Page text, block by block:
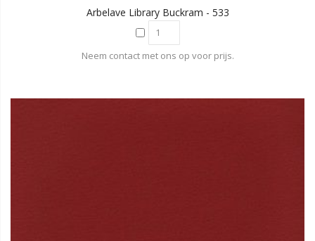
Arbelave Library Buckram - 533
Neem contact met ons op voor prijs.